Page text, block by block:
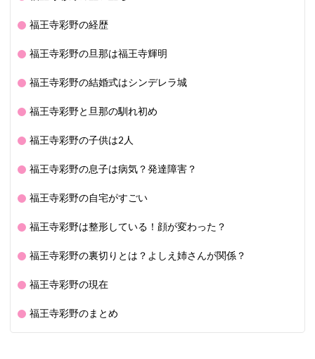
福王寺彩野の経歴
福王寺彩野の旦那は福王寺輝明
福王寺彩野の結婚式はシンデレラ城
福王寺彩野と旦那の馴れ初め
福王寺彩野の子供は2人
福王寺彩野の息子は病気？発達障害？
福王寺彩野の自宅がすごい
福王寺彩野は整形している！顔が変わった？
福王寺彩野の裏切りとは？よしえ姉さんが関係？
福王寺彩野の現在
福王寺彩野のまとめ